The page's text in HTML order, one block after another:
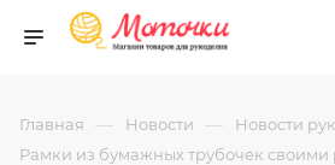
Главная — Новости — Новости
Рамки из бумажных трубочек своими